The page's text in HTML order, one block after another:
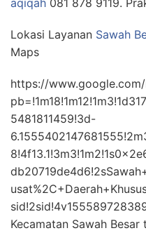
Lokasi Layanan Sawah
Maps
https://
5481811459!3d-
Kecamatan Sawah